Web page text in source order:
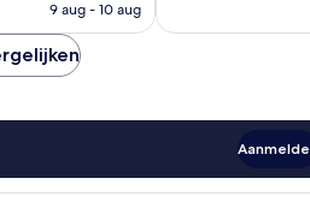
is
9 aug - 10 aug